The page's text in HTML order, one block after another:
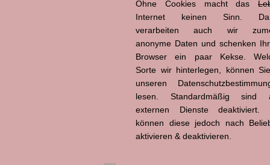
Ohne Cookies macht das
Internet keinen Sinn.
verarbeiten auch wir
anonyme Daten und schenken
Browser ein paar Kekse.
Sorte wir hinterlegen, können
unseren
lesen. Standardmäßig sind
externen Dienste deaktiviert.
können diese jedoch nach
aktivieren & deaktivieren.